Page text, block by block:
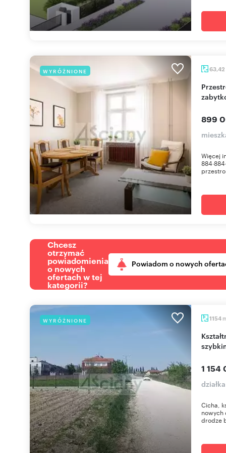
WYRÓŻNIONE 63,42
Przestronne 2-pokojowe mieszkanie w
899
Więcej
Chcesz
otrzymać
powiadomienia
o nowych
ofertach w tej
kategorii?
Powiadom o nowych
WYRÓŻNIONE 1154
Kształtna działka 1154 m² w Zgorzałej z mediami i
1 154
Cicha,
nowych
drodze